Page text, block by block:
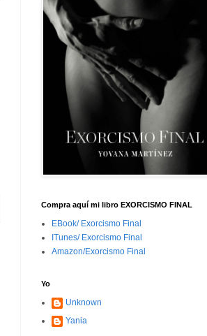
Compra aquí mi libro EXORCISMO FINAL
EBook/ Exorcismo Final
ITunes/ Exorcismo Final
Amazon/Exorcismo Final
Yo
Unknown
Yania